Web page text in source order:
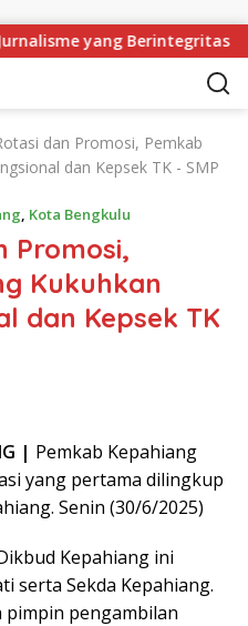
yang Berintegritas
dan Promosi, Pemkab
dan Kepsek TK - SMP
, Kota Bengkulu
Promosi,
Kukuhkan
dan Kepsek TK
| Pemkab Kepahiang
yang pertama dilingkup
Senin (30/6/2025)
Kepahiang ini
serta Sekda Kepahiang.
pimpin pengambilan